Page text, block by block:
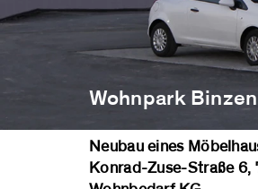
Wohnpark Binzen
Neubau eines
Konrad-Zuse-